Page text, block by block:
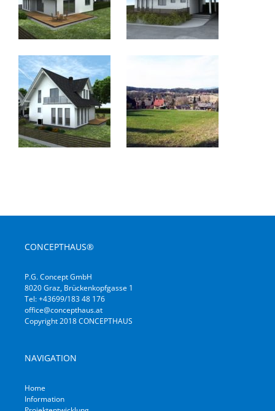
CONCEPTHAUS®
P.G. Concept GmbH
8020 Graz, Brückenkopfgasse 1
Tel: +43699/183 48 176
office@concepthaus.at
Copyright 2018 CONCEPTHAUS
NAVIGATION
Home
Information